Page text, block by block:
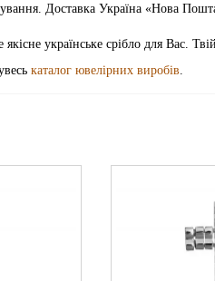
Доставка Україна «Нова
українське срібло для Вас.
каталог ювелірних виробів.